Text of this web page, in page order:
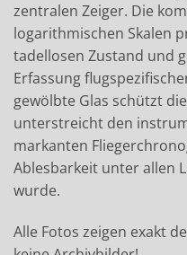
zentralen Zeiger. Die
logarithmischen Skalen
tadellosen Zustand und
Erfassung
gewölbte Glas schützt
unterstreicht den
markanten
Ablesbarkeit unter allen
wurde.
Alle Fotos zeigen exakt